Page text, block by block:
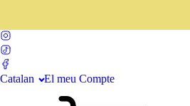
Catalan El meu Compte